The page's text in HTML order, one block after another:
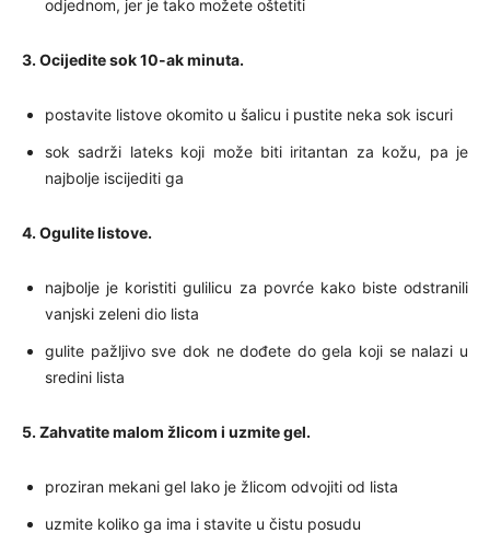
odjednom, jer je tako možete oštetiti
3. Ocijedite sok 10-ak minuta.
postavite listove okomito u šalicu i pustite neka sok iscuri
sok sadrži lateks koji može biti iritantan za kožu, pa je
najbolje iscijediti ga
4. Ogulite listove.
najbolje je koristiti gulilicu za povrće kako biste odstranili
vanjski zeleni dio lista
gulite pažljivo sve dok ne dođete do gela koji se nalazi u
sredini lista
5. Zahvatite malom žlicom i uzmite gel.
proziran mekani gel lako je žlicom odvojiti od lista
uzmite koliko ga ima i stavite u čistu posudu